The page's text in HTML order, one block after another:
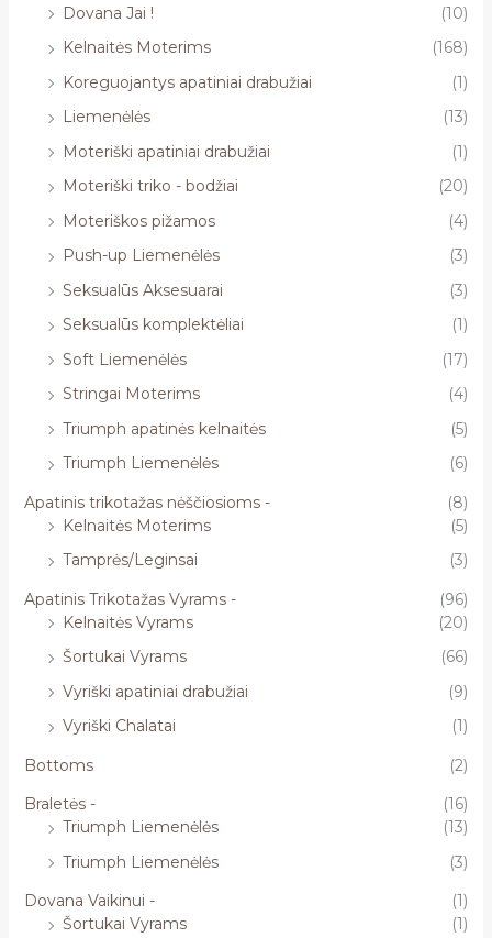
Dovana Jai !
(10)
Kelnaitės Moterims
(168)
Koreguojantys apatiniai drabužiai
(1)
Liemenėlės
(13)
Moteriški apatiniai drabužiai
(1)
Moteriški triko - bodžiai
(20)
Moteriškos pižamos
(4)
Push-up Liemenėlės
(3)
Seksualūs Aksesuarai
(3)
Seksualūs komplektėliai
(1)
Soft Liemenėlės
(17)
Stringai Moterims
(4)
Triumph apatinės kelnaitės
(5)
Triumph Liemenėlės
(6)
Apatinis trikotažas nėščiosioms -
(8)
Kelnaitės Moterims
(5)
Tamprės/Leginsai
(3)
Apatinis Trikotažas Vyrams -
(96)
Kelnaitės Vyrams
(20)
Šortukai Vyrams
(66)
Vyriški apatiniai drabužiai
(9)
Vyriški Chalatai
(1)
Bottoms
(2)
Braletės -
(16)
Triumph Liemenėlės
(13)
Triumph Liemenėlės
(3)
Dovana Vaikinui -
(1)
Šortukai Vyrams
(1)